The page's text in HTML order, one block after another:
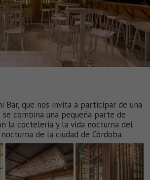
Bar, que nos invita a participar de una
combina una pequeña parte de
la cocteleria y la vida nocturna del
de la ciudad de Córdoba.